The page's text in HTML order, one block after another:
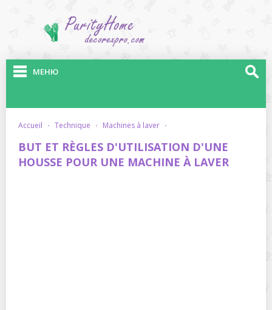
МЕНЮ
accueil · technique · machines à laver ·
BUT ET RÈGLES D'UTILISATION D'UNE
HOUSSE POUR UNE MACHINE À LAVER